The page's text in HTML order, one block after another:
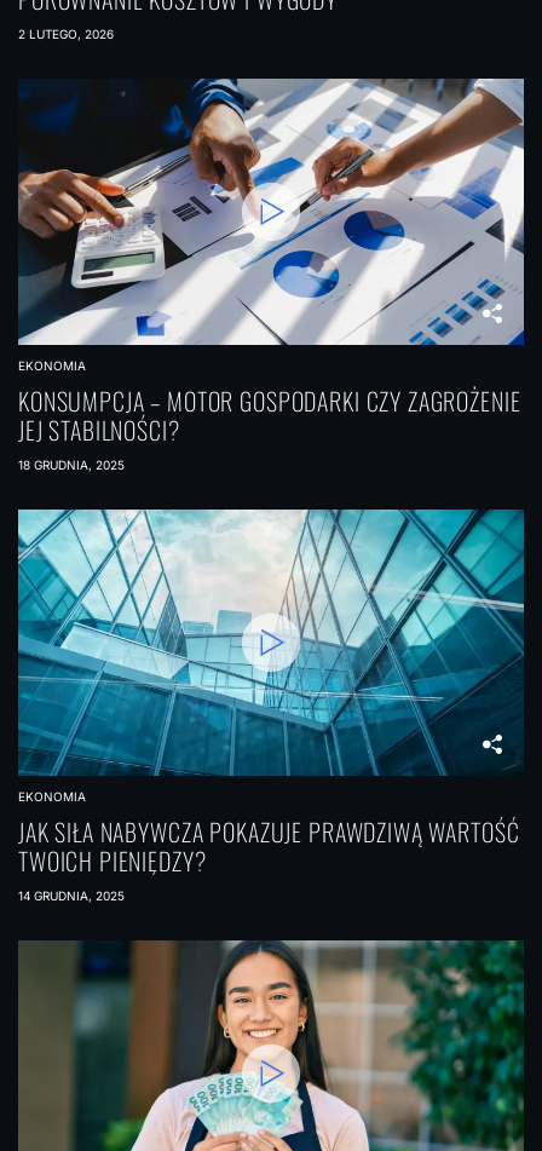
2 LUTEGO, 2026
EKONOMIA
KONSUMPCJA – MOTOR GOSPODARKI CZY ZAGROŻENIE
JEJ STABILNOŚCI?
18 GRUDNIA, 2025
EKONOMIA
JAK SIŁA NABYWCZA POKAZUJE PRAWDZIWĄ WARTOŚĆ
TWOICH PIENIĘDZY?
14 GRUDNIA, 2025